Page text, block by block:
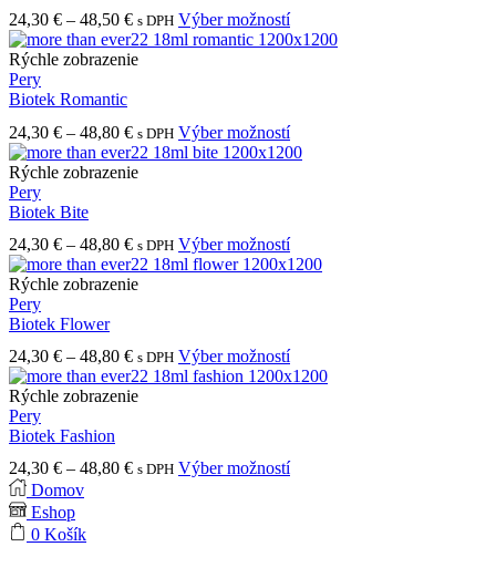
24,30 € – 48,50 €Price
range:
24,30 €
s DPH Výber možnostíTento
produkt
si
môžete
produktu.
Rýchle zobrazenie
Pery
Biotek Romantic
24,30 € – 48,80 €Price
range:
24,30 €
s DPH Výber možnostíTento
produkt
si
môžete
produktu.
Rýchle zobrazenie
Pery
Biotek Bite
24,30 € – 48,80 €Price
range:
24,30 €
s DPH Výber možnostíTento
produkt
si
môžete
produktu.
Rýchle zobrazenie
Pery
Biotek Flower
24,30 € – 48,80 €Price
range:
24,30 €
s DPH Výber možnostíTento
produkt
si
Rýchle zobrazenie
Pery
Biotek Fashion
24,30 € – 48,80 €Price
s DPH Výber možnostíTento
Domov
Eshop
0 Košík